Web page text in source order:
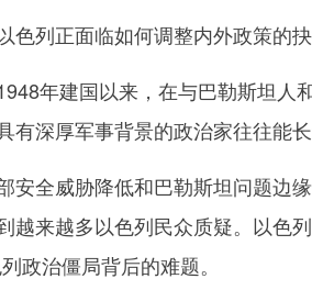
列正面临如何调整内外政策的抉
年建国以来，在与巴勒斯坦人
有深厚军事背景的政治家往往能
全威胁降低和巴勒斯坦问题边
越来越多以色列民众质疑。以色
政治僵局背后的难题。